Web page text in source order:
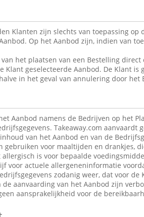
Klanten zijn slechts van toepassing op
Op het Aanbod zijn, indien van
het plaatsen van een Bestelling
Klant geselecteerde Aanbod. De Klant
in het geval van annulering door
Aanbod namens de Bedrijven op het
Takeaway.com aanvaardt
van het Aanbod en van de
gebruiken voor maaltijden en drankjes,
allergisch is voor bepaalde
voor actuele allergeneninformatie
zodanig weer, dat voor
aanvaarding van het Aanbod zijn
aansprakelijkheid voor de